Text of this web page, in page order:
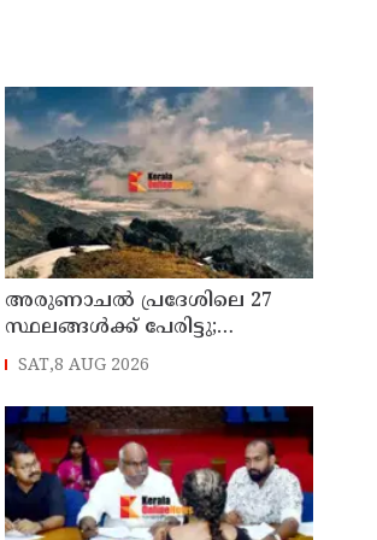
അരുണാചല്‍ പ്രദേശിലെ 27
സ്ഥലങ്ങള്‍ക്ക് പേരിട്ടു;
ചൈനയ്ക്ക് മറുപടിയുമായി
SAT,8 AUG 2026